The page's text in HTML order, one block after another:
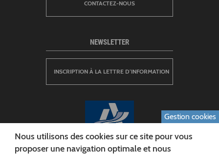
CONTACTEZ-NOUS
NEWSLETTER
INSCRIPTION À LA LETTRE D’INFORMATION
Gestion cookies
Nous utilisons des cookies sur ce site pour vous
proposer une navigation optimale et nous